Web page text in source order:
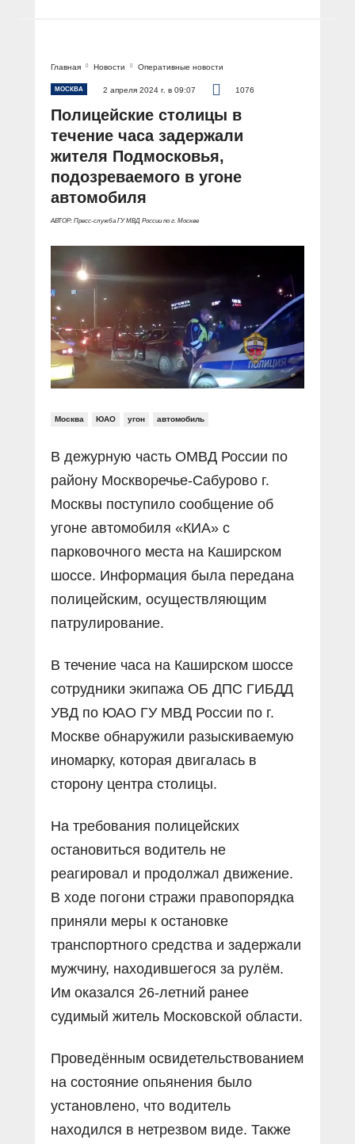
Главная Новости Оперативные новости
МОСКВА 2 апреля 2024 г. в 09:07 1076
Полицейские столицы в
течение часа задержали
жителя Подмосковья,
подозреваемого в угоне
автомобиля
АВТОР: Пресс-служба ГУ МВД России по г. Москве
Москва ЮАО угон автомобиль
В дежурную часть ОМВД России по
району Москворечье-Сабурово г.
Москвы поступило сообщение об
угоне автомобиля «КИА» с
парковочного места на Каширском
шоссе. Информация была передана
полицейским, осуществляющим
патрулирование.
В течение часа на Каширском шоссе
сотрудники экипажа ОБ ДПС ГИБДД
УВД по ЮАО ГУ МВД России по г.
Москве обнаружили разыскиваемую
иномарку, которая двигалась в
сторону центра столицы.
На требования полицейских
остановиться водитель не
реагировал и продолжал движение.
В ходе погони стражи правопорядка
приняли меры к остановке
транспортного средства и задержали
мужчину, находившегося за рулём.
Им оказался 26-летний ранее
судимый житель Московской области.
Проведённым освидетельствованием
на состояние опьянения было
установлено, что водитель
находился в нетрезвом виде. Также